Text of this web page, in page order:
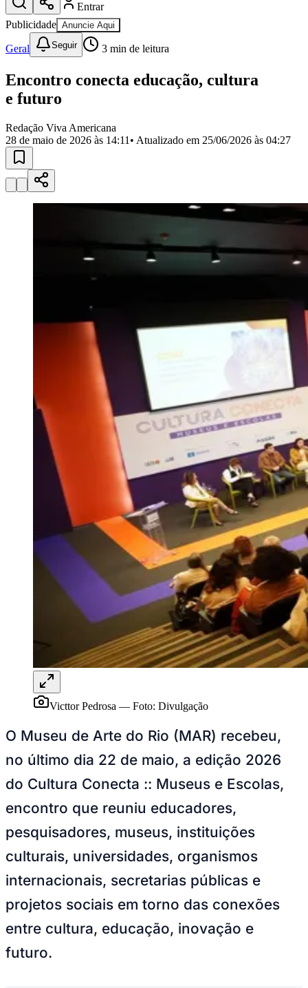
Anuncie no Portal
Cadastrar Empresa
Divulgar VagasNovo
Publicidade Legal
Eleições
Segurança
Saúde
Meio Ambiente
Obras
Bairros de Americana
CentroJardim Girassol
NamoradosJardim São PauloParque UniversitárioAntônio
CariobinhaZanagaFraronJardim
Anuncie no Portal
Guia de Empresas
Hub de Negócios
Guia Comercial
Selo Verificado
Portal Educacional
Agenda de Vestibulares
Vagas de Emprego
Concursos
Panorama Econômico
Panorama Econômico
Para Sua Empresa
Anuncie no Portal
Verificar Empresa
Novo
Anunciar VagasNovo
Publicidade Legal
NBA
NFL
Fórmula 1
Tênis (ATP)
Atletismo
NBB
Competições de Futebol
Brasileirão Série A
Paulistão
Libertadores
Copa América
Premier League
La Liga
Bundesliga
Mundial 2026
Times - Ir direto
Entrar
Publicidade Anuncie Aqui
Geral Seguir 3 min de leitura
Encontro conecta educação, cultura
e futuro
Redação Viva Americana
28 de maio de 2026 às 14:11 • Atualizado em 25/06/2026 às 04:27
Victtor Pedrosa — Foto: Divulgação
O Museu de Arte do Rio (MAR) recebeu,
no último dia 22 de maio, a edição 2026
do Cultura Conecta :: Museus e Escolas,
encontro que reuniu educadores,
pesquisadores, museus, instituições
culturais, universidades, organismos
internacionais, secretarias públicas e
projetos sociais em torno das conexões
entre cultura, educação, inovação e
futuro.